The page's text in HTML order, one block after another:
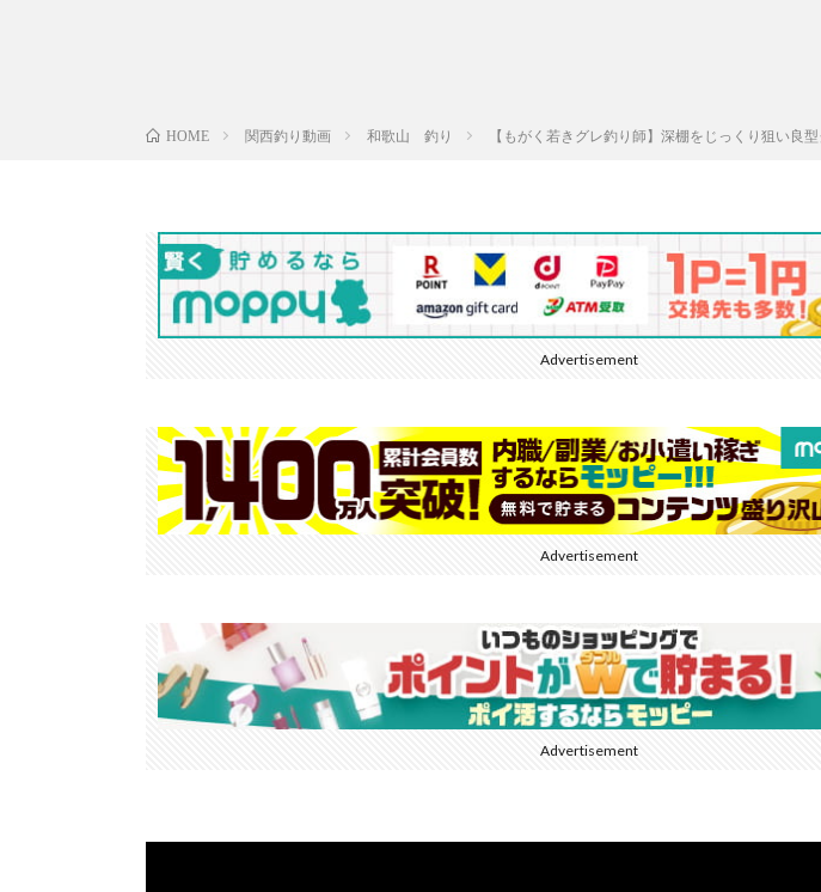
HOME 関西釣り動画 和歌山 釣り 【もがく若きグレ釣り師】深棚をじっくり狙い良
Advertisement
Advertisement
Advertisement